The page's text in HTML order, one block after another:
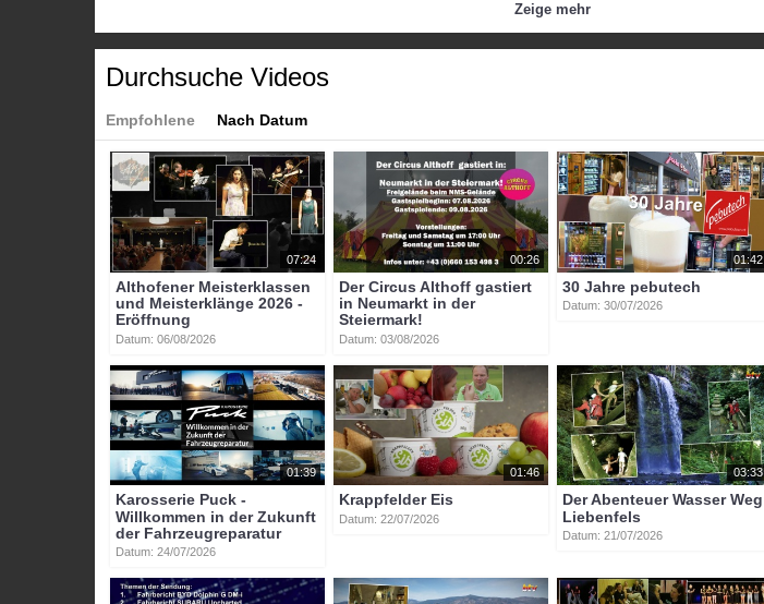
Tags:
Zeige mehr
Durchsuche Videos
Empfohlene Nach Datum
07:24
Althofener Meisterklassen
und Meisterklänge 2026 -
Eröffnung
Datum: 06/08/2026
00:26
Der Circus Althoff gastiert
in Neumarkt in der
Steiermark!
Datum: 03/08/2026
01:42
30 Jahre pebutech
Datum: 30/07/2026
01:39
Karosserie Puck -
Willkommen in der Zukunft
der Fahrzeugreparatur
Datum: 24/07/2026
01:46
Krappfelder Eis
Datum: 22/07/2026
03:33
Der Abenteuer Wasser Weg
Liebenfels
Datum: 21/07/2026